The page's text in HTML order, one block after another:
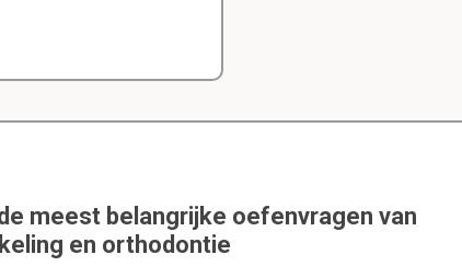
meest belangrijke oefenvragen van
en orthodontie